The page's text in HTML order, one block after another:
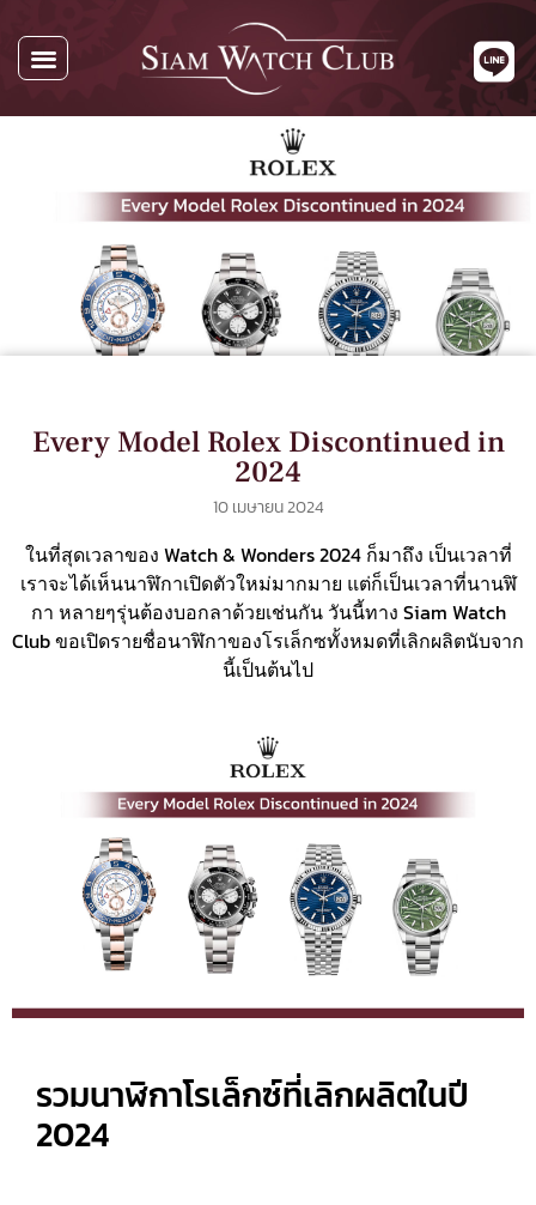
Every Model Rolex Discontinued in
2024
10 เมษายน 2024
ในที่สุดเวลาของ Watch & Wonders 2024 ก็มาถึง เป็นเวลาที่
เราจะได้เห็นนาฬิกาเปิดตัวใหม่มากมาย แต่ก็เป็นเวลาที่นานฬิ
กา หลายๆรุ่นต้องบอกลาด้วยเช่นกัน วันนี้ทาง Siam Watch
Club ขอเปิดรายชื่อนาฬิกาของโรเล็กซทั้งหมดที่เลิกผลิตนับจาก
นี้เป็นต้นไป
รวมนาฬิกาโรเล็กซ์ที่เลิกผลิตในปี
2024